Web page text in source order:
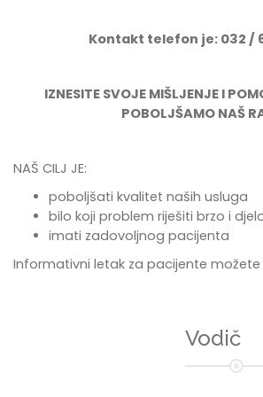
Kontakt telefon je: 032 /
IZNESITE SVOJE MIŠLJENJE I
POBOLJŠAMO NAŠ
NAŠ CILJ JE:
poboljšati kvalitet naših usluga
bilo koji problem riješiti brzo i
imati zadovoljnog pacijenta
Informativni letak za pacijente
Vodič